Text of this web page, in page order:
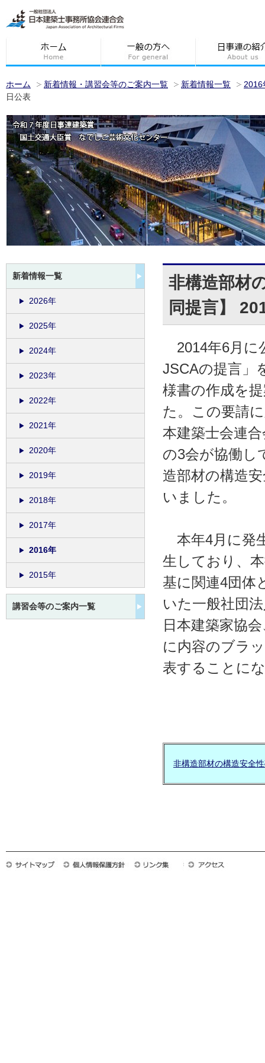
ホーム 新着情報・講習会等のご案内一覧 新着情報一覧
2016
日公表
非構造部材
同提言】
2014年6月に
JSCAの提言」
様書の作成を
た。この要請
本建築士会連
の3会が協働し
造部材の構造
いました。
本年4月に発
生しており、
基に関連4団体
いた一般社団
日本建築家協
に内容のブラ
表することに
非構造部材の構造安全
新着情報一覧
2026年
2025年
2024年
2023年
2022年
2021年
2020年
2019年
2018年
2017年
2016年
2015年
講習会等のご案内一覧